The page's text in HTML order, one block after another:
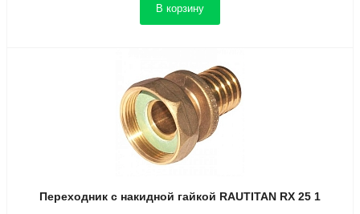
В корзину
Переходник с накидной гайкой RAUTITAN RX 25 1